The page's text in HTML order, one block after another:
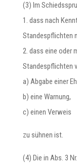
(3) Im
1. dass nach
Standespflichten
2. dass eine oder
Standespflichten
a) Abgabe einer
b) eine Warnung,
c) einen Verweis
zu sühnen ist.
(4) Die in Abs. 3